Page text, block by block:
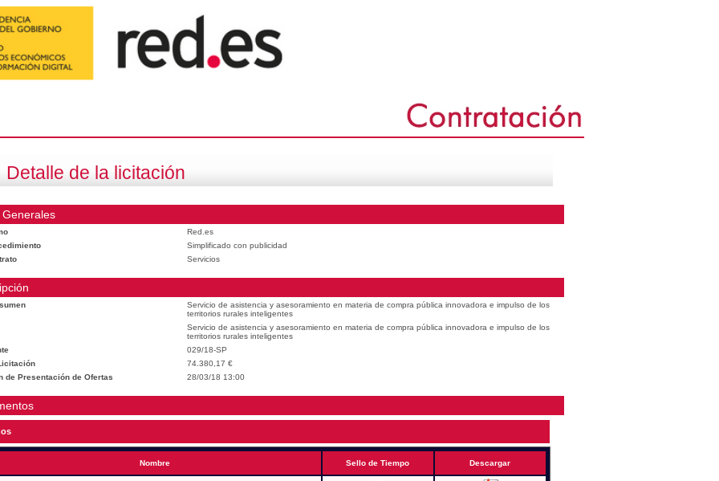
Detalle de la licitación
Generales
Red.es
Simplificado con publicidad
Servicios
Servicio de asistencia y asesoramiento en materia de compra pública innovadora e impulso de los
territorios rurales inteligentes
Servicio de asistencia y asesoramiento en materia de compra pública innovadora e impulso de los
territorios rurales inteligentes
029/18-SP
74.380,17 €
de Presentación de Ofertas
28/03/18 13:00
Nombre Sello de Tiempo Descargar